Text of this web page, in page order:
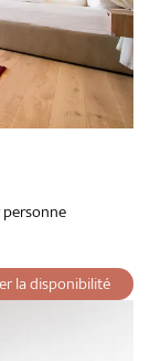
la disponibilité